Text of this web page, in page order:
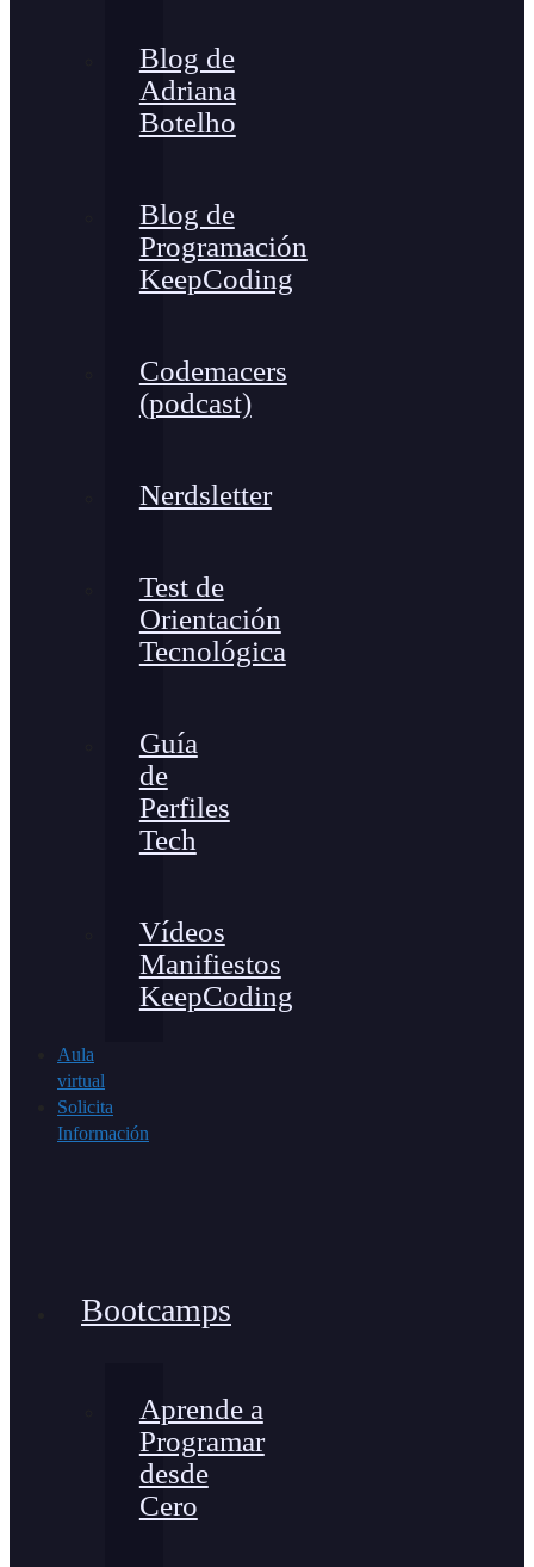
Blog de
Adriana
Botelho
Blog de
Programación
KeepCoding
Codemacers
(podcast)
Nerdsletter
Test de
Orientación
Tecnológica
Guía
de
Perfiles
Tech
Vídeos
Manifiestos
KeepCoding
Aula
virtual
Solicita
Información
Bootcamps
Aprende a
Programar
desde
Cero